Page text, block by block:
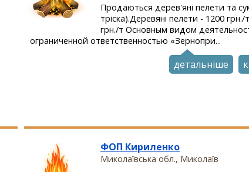
Продаються дерев'яні пелети та
тріска).Деревяні пелети - 1200
грн./т Основным видом
ограниченной ответственностью «Зернопри...
детальніше
ФОП Кириленко
Миколаївська обл., Миколаїв